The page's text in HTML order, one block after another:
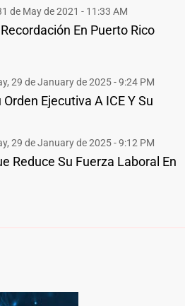
de May de 2021 - 11:33 AM
En Puerto Rico
29 de January de 2025 - 9:24 PM
Ejecutiva A ICE Y Su
29 de January de 2025 - 9:12 PM
Reduce Su Fuerza Laboral En